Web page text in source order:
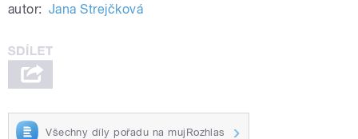
autor: Jana Strejčková
Všechny díly pořadu na mujRozhlas